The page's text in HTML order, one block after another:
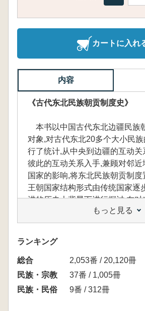
カートに入れ
内容
《古代东北民族朝贡制度史》
本书以中国古代东北边疆民族
对象,对古代东北20多个大小民
行了统计,从中央到边疆的互动关
彼此的互动关系入手,兼顾对邻近
国家的影响,将东北民族朝贡制
王朝国家结构形式由传统国家逐
进的历史大背景下进行探讨,在对
制度进行贯通性研究的同时,不仅
族朝贡制度的实态,也基本厘清了
朝贡制度的核心标准。
本書は中国古代東北辺境民族
究対象とし、古代東北の20余り
もっと見る
ランキング
総合
2,053番 / 20,120冊
民族・宗教
37番 / 1,005冊
民族・民俗
9番 / 312冊